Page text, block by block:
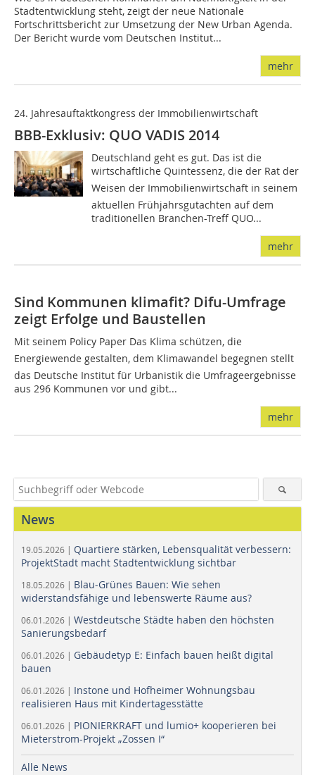
Stadtentwicklung steht, zeigt der neue Nationale
Fortschrittsbericht zur Umsetzung der New Urban Agenda.
Der Bericht wurde vom Deutschen Institut...
mehr
24. Jahresauftaktkongress der Immobilienwirtschaft
BBB-Exklusiv: QUO VADIS 2014
Deutschland geht es gut. Das ist die
wirtschaftliche Quintessenz, die der Rat der
Weisen der Immobilienwirtschaft in seinem
aktuellen Frühjahrsgutachten auf dem
traditionellen Branchen-Treff QUO...
mehr
Sind Kommunen klimafit? Difu-Umfrage
zeigt Erfolge und Baustellen
Mit seinem Policy Paper Das Klima schützen, die
Energiewende gestalten, dem Klimawandel begegnen stellt
das Deutsche Institut für Urbanistik die Umfrageergebnisse
aus 296 Kommunen vor und gibt...
mehr
News
19.05.2026 | Quartiere stärken, Lebensqualität verbessern:
ProjektStadt macht Stadtentwicklung sichtbar
18.05.2026 | Blau-Grünes Bauen: Wie sehen
widerstandsfähige und lebenswerte Räume aus?
06.01.2026 | Westdeutsche Städte haben den höchsten
Sanierungsbedarf
06.01.2026 | Gebäudetyp E: Einfach bauen heißt digital
bauen
06.01.2026 | Instone und Hofheimer Wohnungsbau
realisieren Haus mit Kindertagesstätte
06.01.2026 | PIONIERKRAFT und lumio+ kooperieren bei
Mieterstrom-Projekt „Zossen I“
Alle News